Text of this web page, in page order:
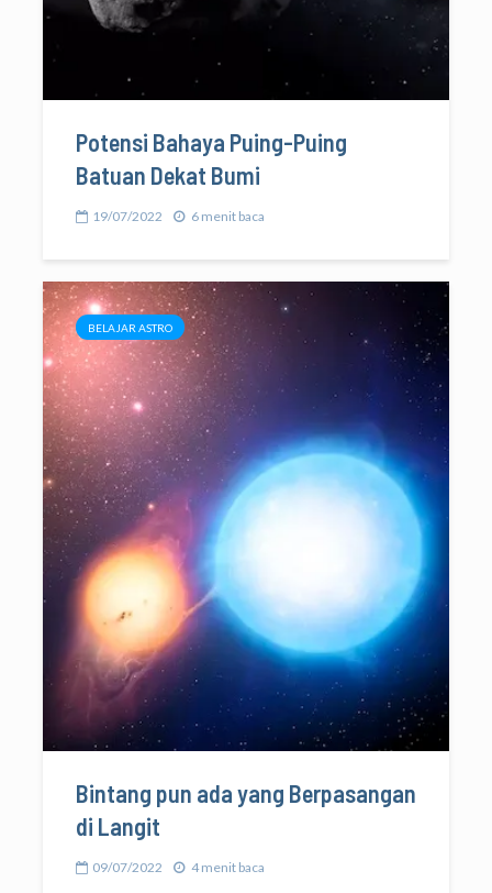
Potensi Bahaya Puing-Puing
Batuan Dekat Bumi
19/07/2022 6 menit baca
BELAJAR ASTRO
Bintang pun ada yang Berpasangan
di Langit
09/07/2022 4 menit baca